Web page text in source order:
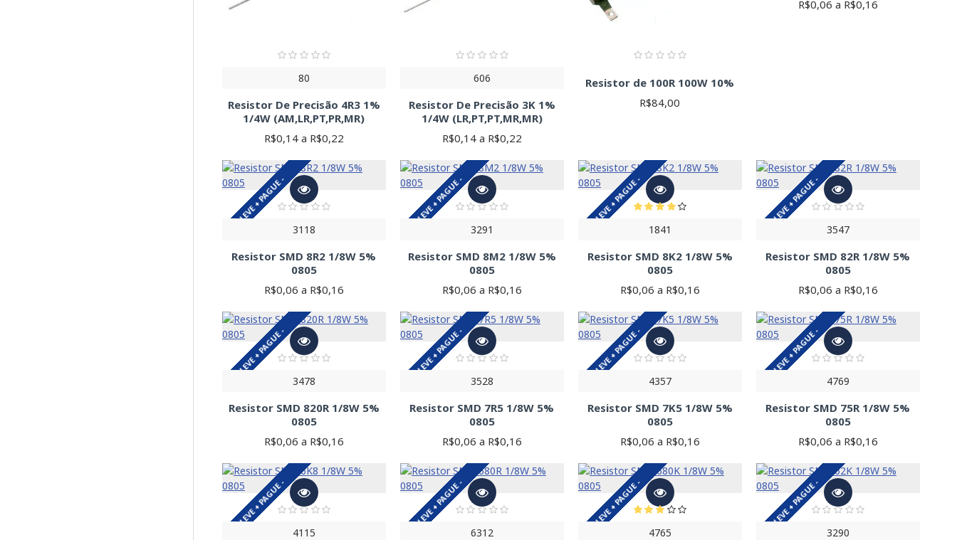
80
Resistor De Precisão 4R3 1%
1/4W (AM,LR,PT,PR,MR)
R$0,14 a R$0,22
606
Resistor De Precisão 3K 1%
1/4W (LR,PT,PT,MR,MR)
R$0,14 a R$0,22
Resistor de 100R 100W 10%
R$84,00
R$0,06 a R$0,16
LEVE + PAGUE -
3118
Resistor SMD 8R2 1/8W 5%
0805
R$0,06 a R$0,16
LEVE + PAGUE -
3291
Resistor SMD 8M2 1/8W 5%
0805
R$0,06 a R$0,16
LEVE + PAGUE -
1841
Resistor SMD 8K2 1/8W 5%
0805
R$0,06 a R$0,16
LEVE + PAGUE -
3547
Resistor SMD 82R 1/8W 5%
0805
R$0,06 a R$0,16
LEVE + PAGUE -
3478
Resistor SMD 820R 1/8W 5%
0805
R$0,06 a R$0,16
LEVE + PAGUE -
3528
Resistor SMD 7R5 1/8W 5%
0805
R$0,06 a R$0,16
LEVE + PAGUE -
4357
Resistor SMD 7K5 1/8W 5%
0805
R$0,06 a R$0,16
LEVE + PAGUE -
4769
Resistor SMD 75R 1/8W 5%
0805
R$0,06 a R$0,16
LEVE + PAGUE -
4115
LEVE + PAGUE -
6312
LEVE + PAGUE -
4765
LEVE + PAGUE -
3290